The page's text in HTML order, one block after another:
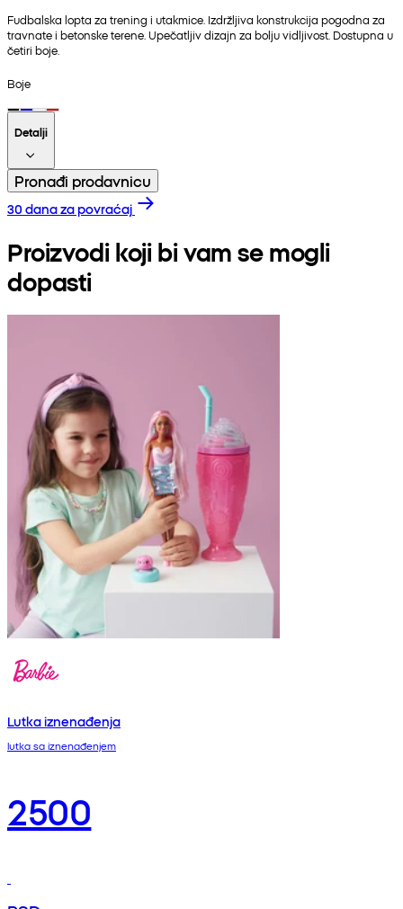
Fudbalska lopta za trening i utakmice. Izdržljiva konstrukcija pogodna za
travnate i betonske terene. Upečatljiv dizajn za bolju vidljivost. Dostupna u
četiri boje.
Boje
Detalji
Pronađi prodavnicu
30 dana za povraćaj
Proizvodi koji bi vam se mogli
dopasti
Lutka iznenađenja
lutka sa iznenađenjem
2500